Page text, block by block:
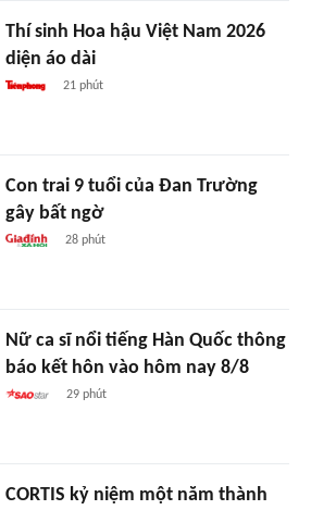
Thí sinh Hoa hậu Việt Nam 2026
diện áo dài
21 phút
Con trai 9 tuổi của Đan Trường
gây bất ngờ
28 phút
Nữ ca sĩ nổi tiếng Hàn Quốc thông
báo kết hôn vào hôm nay 8/8
29 phút
CORTIS kỷ niệm một năm thành